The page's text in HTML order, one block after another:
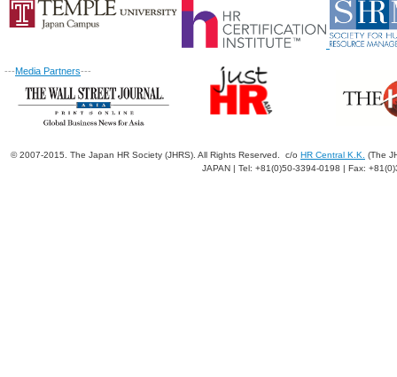
---Media Partners---
© 2007-2015. The Japan HR Society (JHRS). All Rights Reserved. c/o HR Central K.K.
(The
JAPAN | Tel: +81(0)50-3394-0198 | Fax: